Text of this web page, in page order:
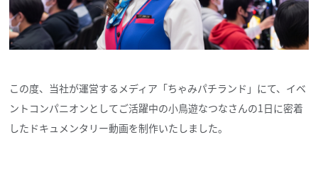
この度、当社が運営するメディア「ちゃみパチランド」にて、イベ
ントコンパニオンとしてご活躍中の小鳥遊なつなさんの1日に密着
したドキュメンタリー動画を制作いたしました。